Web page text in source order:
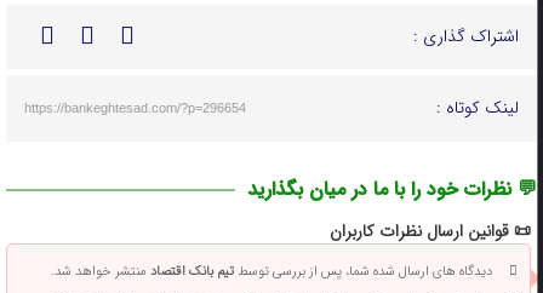
اشتراک گذاری :
لینک کوتاه : https://bankeghtesad.com/?p=296654
💬 نظرات خود را با ما در میان بگذارید
📜 قوانین ارسال نظرات کاربران
دیدگاه های ارسال شده شما، پس از بررسی توسطتیم بانک اقتصادمنتشر خواهد شد.